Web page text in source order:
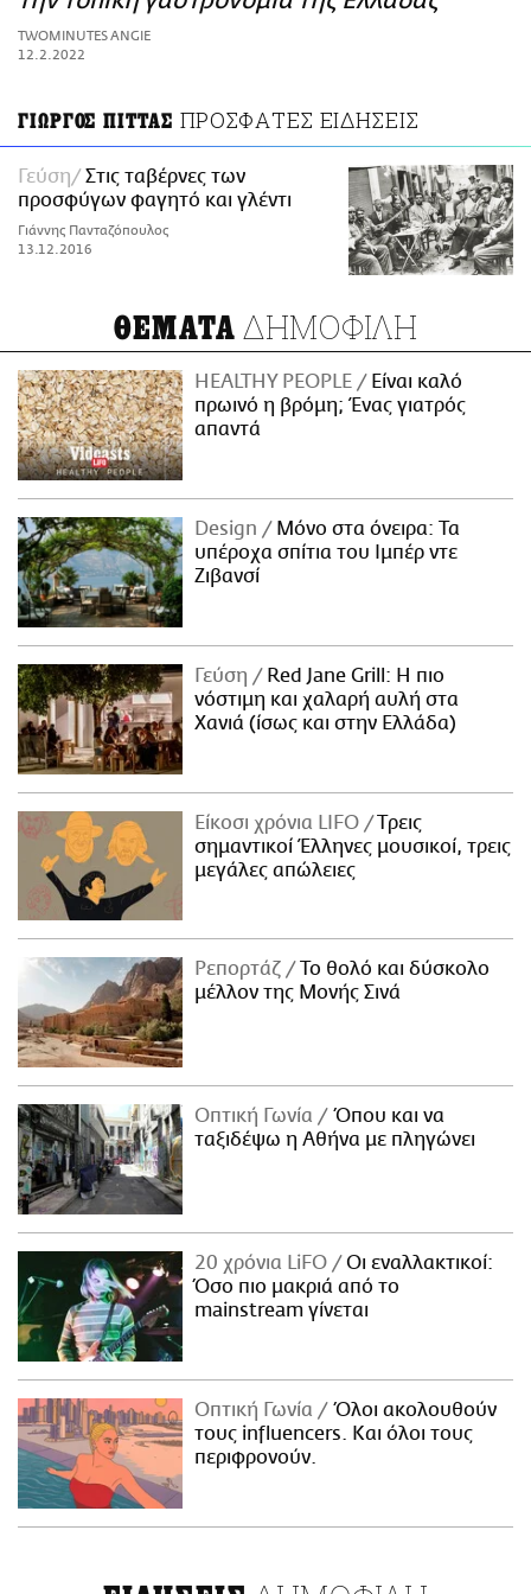
ΑΜΠΑ
PRINT
TWOMINUTES ANGIE
12.2.2022
ΓΙΩΡΓΟΣ ΠΙΤΤΑΣ ΠΡΟΣΦΑΤΕΣ ΕΙΔΗΣΕΙΣ
Γεύση
Στις ταβέρνες των
προσφύγων φαγητό και γλέντι
Γιάννης Πανταζόπουλος
13.12.2016
ΘΕΜΑΤΑ ΔΗΜΟΦΙΛΗ
HEALTHY PEOPLE
Είναι καλό
πρωινό η βρόμη; Ένας γιατρός
απαντά
Design
Μόνο στα όνειρα: Τα
υπέροχα σπίτια του Ιμπέρ ντε
Ζιβανσί
Γεύση
Red Jane Grill: Η πιο
νόστιμη και χαλαρή αυλή στα
Χανιά (ίσως και στην Ελλάδα)
Είκοσι χρόνια LIFO
Tρεις
σημαντικοί Έλληνες μουσικοί, τρεις
μεγάλες απώλειες
Ρεπορτάζ
Το θολό και δύσκολο
μέλλον της Μονής Σινά
Οπτική Γωνία
Όπου και να
ταξιδέψω η Αθήνα με πληγώνει
20 χρόνια LiFO
Οι εναλλακτικοί:
Όσο πιο μακριά από το
mainstream γίνεται
Οπτική Γωνία
Όλοι ακολουθούν
τους influencers. Και όλοι τους
περιφρονούν.